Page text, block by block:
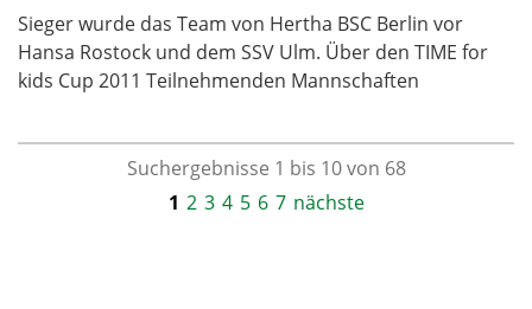
Sieger wurde das Team von Hertha BSC Berlin vor
Hansa Rostock und dem SSV Ulm. Über den TIME for
kids Cup 2011 Teilnehmenden Mannschaften
Suchergebnisse 1 bis 10 von 68
1 2 3 4 5 6 7 nächste